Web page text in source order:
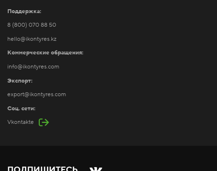
Поддержка:
8 (800) 070 88 50
hello@ikontyres.kz
Коммерческие обращения:
info@ikontyres.com
Экспорт:
export@ikontyres.com
Соц. сети:
Vkontakte